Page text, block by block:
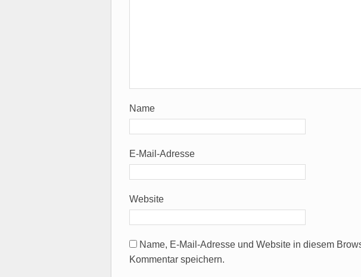
Name
E-Mail-Adresse
Website
Name, E-Mail-Adresse und Website in diesem
Kommentar speichern.